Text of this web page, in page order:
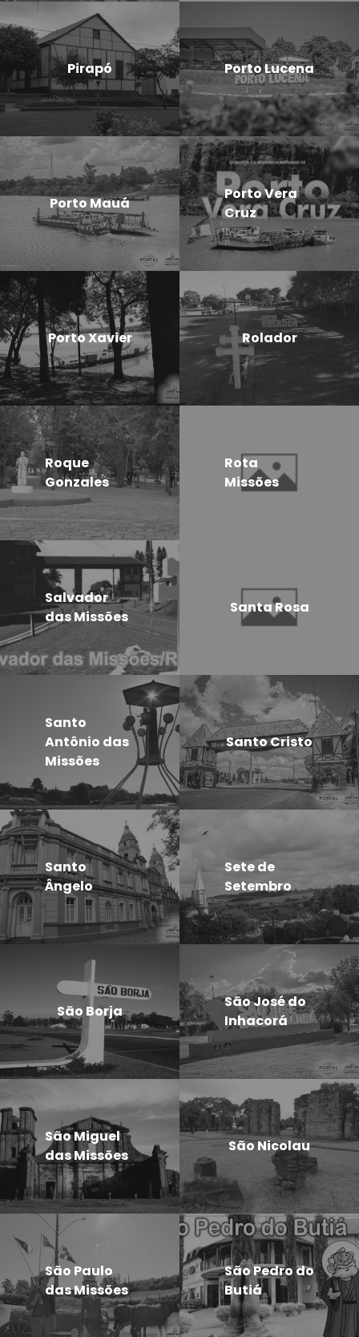
Pirapó Porto Lucena
Porto Mauá
Porto Vera
Cruz
Porto Xavier Rolador
Roque
Gonzales
Rota
Missões
Salvador
das Missões
Santa Rosa
Santo
Antônio das
Missões
Santo Cristo
Santo
Ângelo
Sete de
Setembro
São Borja
São José do
Inhacorá
São Miguel
das Missões
São Nicolau
São Paulo
das Missões
São Pedro do
Butiá